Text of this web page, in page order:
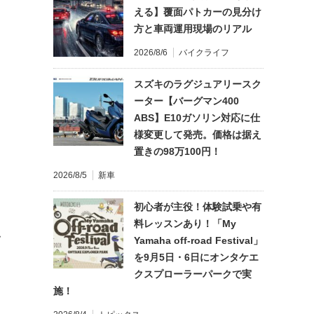
える】覆面パトカーの見分け
方と車両運用現場のリアル
2026/8/6 バイクライフ
スズキのラグジュアリースク
ーター【バーグマン400
ABS】E10ガソリン対応に仕
様変更して発売。価格は据え
置きの98万100円！
2026/8/5 新車
初心者が主役！体験試乗や有
料レッスンあり！「My
Yamaha off-road Festival」
を9月5日・6日にオンタケエ
クスプローラーパークで実
施！